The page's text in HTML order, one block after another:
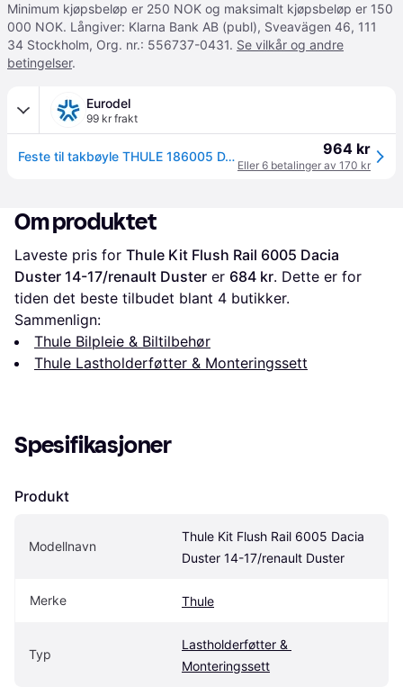
Minimum kjøpsbeløp er 250 NOK og maksimalt kjøpsbeløp er 150
000 NOK. Långiver: Klarna Bank AB (publ), Sveavägen 46, 111
34 Stockholm, Org. nr.: 556737-0431. Se vilkår og andre
betingelser.
Eurodel
99 kr frakt
Feste til takbøyle THULE 186005 DACIA Duster 964 kr
Eller 6 betalinger av 170 kr
Om produktet
Laveste pris for Thule Kit Flush Rail 6005 Dacia
Duster 14-17/renault Duster er 684 kr. Dette er for
tiden det beste tilbudet blant 4 butikker.
Sammenlign:
Thule Bilpleie & Biltilbehør
Thule Lastholderføtter & Monteringssett
Spesifikasjoner
Produkt
Modellnavn
Thule Kit Flush Rail 6005 Dacia
Duster 14-17/renault Duster
Merke Thule
Typ
Lastholderføtter &
Monteringssett